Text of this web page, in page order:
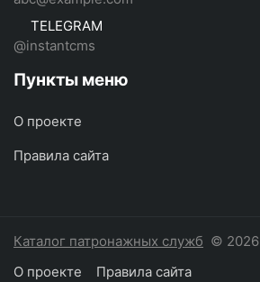
TELEGRAM
@instantcms
Пункты меню
О проекте
Правила сайта
Каталог патронажных служб © 2026
О проекте
Правила сайта